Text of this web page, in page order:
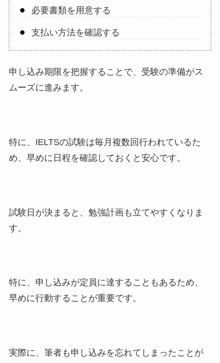
必要書類を用意する
支払い方法を確認する
申し込み期限を把握することで、受験の準備がス
ムーズに進みます。
特に、IELTSの試験は毎月複数回行われているた
め、早めに日程を確認しておくと安心です。
試験日が決まると、勉強計画も立てやすくなりま
す。
特に、申し込みが定員に達することもあるため、
早めに行動することが重要です。
実際に、筆者も申し込みを忘れてしまったことが